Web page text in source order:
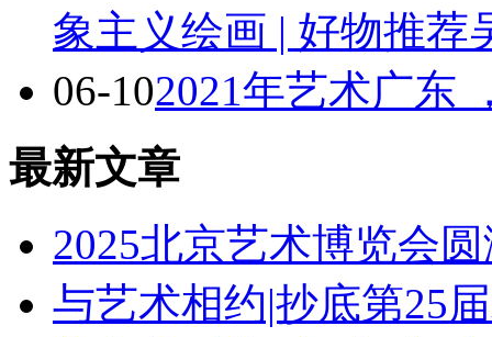
象主义绘画 | 好物推荐
06-102021年艺术广东
最新文章
2025北京艺术博览会
与艺术相约|抄底第25